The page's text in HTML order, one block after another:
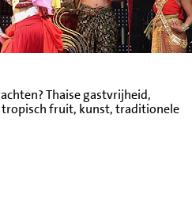
Thaise gastvrijheid,
fruit, kunst, traditionele